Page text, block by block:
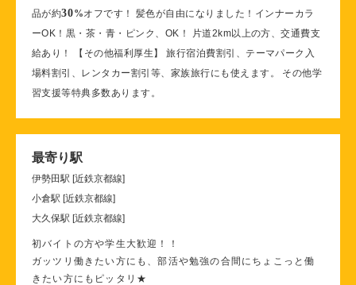
品が約30%オフです！ 髪色が自由になりました！インナーカラ
ーOK！黒・茶・青・ピンク、OK！ 片道2km以上の方、交通費支
給あり！ 【その他福利厚生】 旅行宿泊費割引、テーマパーク入
場料割引、レンタカー割引等、家族旅行にも使えます。 その他学
習支援等特典多数あります。
最寄り駅
伊勢田駅 [近鉄京都線]
小倉駅 [近鉄京都線]
大久保駅 [近鉄京都線]
初バイトの方や学生大歓迎！！
ガッツリ働きたい方にも、部活や勉強の合間にちょこっと働
きたい方にもピッタリ★